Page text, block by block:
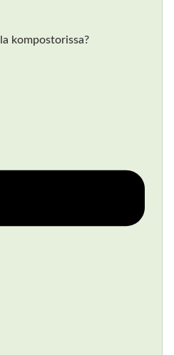
kompostorissa?